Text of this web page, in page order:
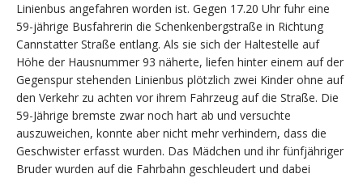
Linienbus angefahren worden ist. Gegen 17.20 Uhr fuhr eine
59-jährige Busfahrerin die Schenkenbergstraße in Richtung
Cannstatter Straße entlang. Als sie sich der Haltestelle auf
Höhe der Hausnummer 93 näherte, liefen hinter einem auf der
Gegenspur stehenden Linienbus plötzlich zwei Kinder ohne auf
den Verkehr zu achten vor ihrem Fahrzeug auf die Straße. Die
59-Jährige bremste zwar noch hart ab und versuchte
auszuweichen, konnte aber nicht mehr verhindern, dass die
Geschwister erfasst wurden. Das Mädchen und ihr fünfjähriger
Bruder wurden auf die Fahrbahn geschleudert und dabei